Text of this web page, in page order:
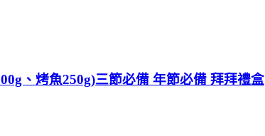
、烤魚250g)三節必備 年節必備 拜拜禮盒